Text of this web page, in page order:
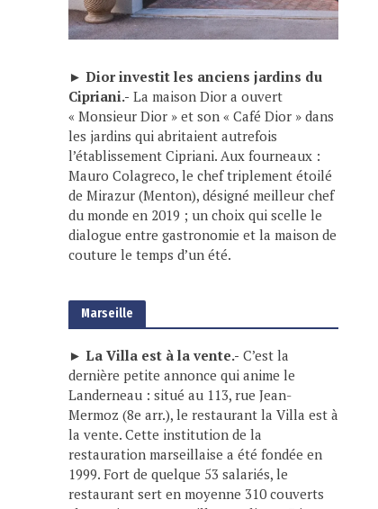
► Dior investit les anciens jardins du
Cipriani.- La maison Dior a ouvert
« Monsieur Dior » et son « Café Dior » dans
les jardins qui abritaient autrefois
l’établissement Cipriani. Aux fourneaux :
Mauro Colagreco, le chef triplement étoilé
de Mirazur (Menton), désigné meilleur chef
du monde en 2019 ; un choix qui scelle le
dialogue entre gastronomie et la maison de
couture le temps d’un été.
Marseille
► La Villa est à la vente.- C’est la
dernière petite annonce qui anime le
Landerneau : situé au 113, rue Jean-
Mermoz (8e arr.), le restaurant la Villa est à
la vente. Cette institution de la
restauration marseillaise a été fondée en
1999. Fort de quelque 53 salariés, le
restaurant sert en moyenne 310 couverts